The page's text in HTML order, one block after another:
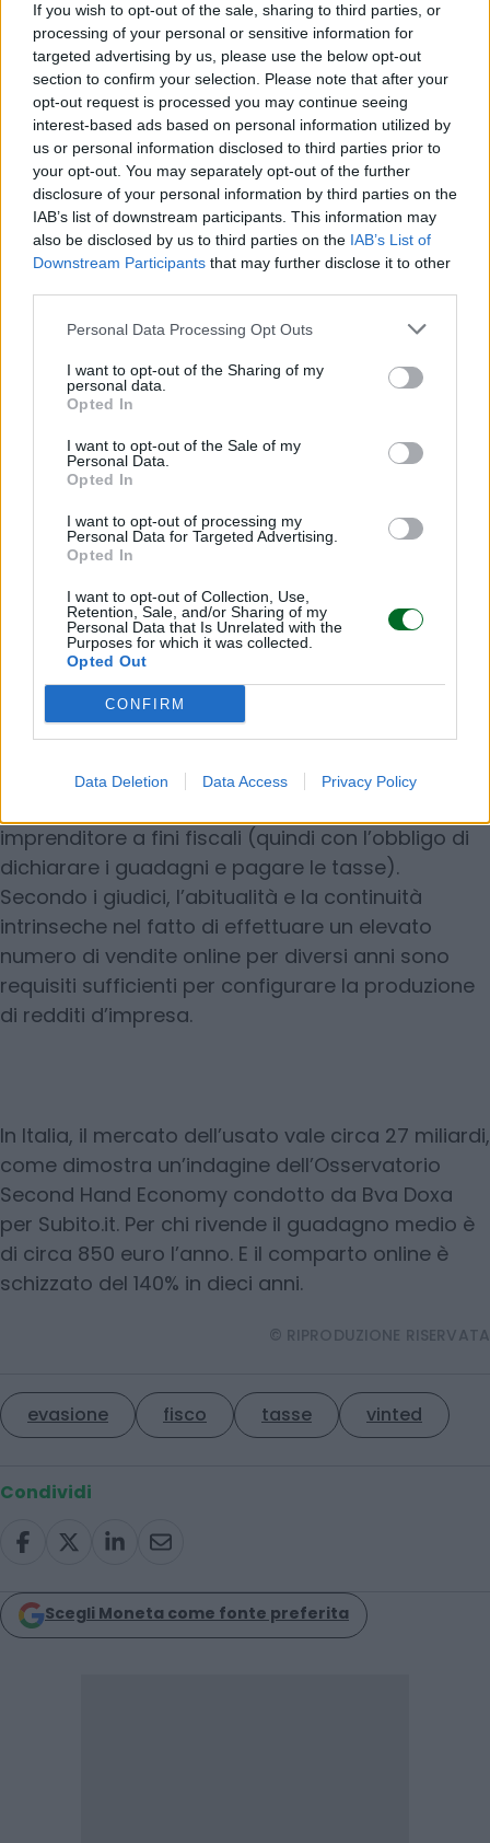
If you wish to opt-out of the sale, sharing to third parties, or
processing of your personal or sensitive information for
targeted advertising by us, please use the below opt-out
section to confirm your selection. Please note that after your
opt-out request is processed you may continue seeing
interest-based ads based on personal information utilized by
us or personal information disclosed to third parties prior to
your opt-out. You may separately opt-out of the further
disclosure of your personal information by third parties on the
IAB’s list of downstream participants. This information may
also be disclosed by us to third parties on the IAB’s List of
Downstream Participants that may further disclose it to other
Personal Data Processing Opt Outs
I want to opt-out of the Sharing of my
personal data.
Opted In
I want to opt-out of the Sale of my
Personal Data.
Opted In
I want to opt-out of processing my
Personal Data for Targeted Advertising.
Opted In
I want to opt-out of Collection, Use,
Retention, Sale, and/or Sharing of my
Personal Data that Is Unrelated with the
Purposes for which it was collected.
Opted Out
CONFIRM
Data Deletion Data Access Privacy Policy
rivendita professionale».
Il rapporto fa anche esempi concreti, come
quello di un uomo residente a Gorizia arrestato
dalle Fiamme gialle che, nonostante non
dichiarasse alcun reddito, ostentava un tenore di
vita piuttosto elevato e aveva acquistato
un’automobile da più di 41mila euro e
un’abitazione da 110mila euro. I guadagni
l’uomo si era iscritto come venditore occasionale,
mentre in realtà portava avanti una rivendita
professionale di cellulari, tra l’altro contraffatti e
grazie a oltre 26.000 transazioni. In un altro caso
scovato sempre dalla Gdf a Ventimiglia, il reddito
non dichiarato era di 1,3 milioni di euro grazie a un
giro di vendite online di oggetti di vario tipo, dai
Sul tema si è espressa anche la Cassazione con
la sentenza numero 7552 pubblicata il 21 marzo
2025. La Corte ha stabilito che anche un privato
senza partita Iva che effettua numerose vendite
sulle piattaforme digitali per un periodo
imprenditore a fini fiscali (quindi con l’obbligo di
dichiarare i guadagni e pagare le tasse).
Secondo i giudici, l’abitualità e la continuità
intrinseche nel fatto di effettuare un elevato
numero di vendite online per diversi anni sono
requisiti sufficienti per configurare la produzione
di redditi d’impresa.
In Italia, il mercato dell’usato vale circa 27 miliardi,
come dimostra un’indagine dell’Osservatorio
Second Hand Economy condotto da Bva Doxa
per Subito.it. Per chi rivende il guadagno medio è
di circa 850 euro l’anno. E il comparto online è
schizzato del 140% in dieci anni.
© RIPRODUZIONE RISERVATA
evasione fisco tasse vinted
Condividi
Scegli Moneta come fonte preferita